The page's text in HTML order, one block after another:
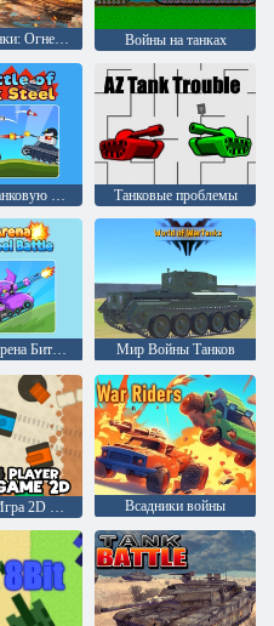
Боевые танки: Огненный шторм Войны на танках
Битва за танковую сталь Танковые проблемы
Танковая арена Битва стали Мир Войны Танков
Танковая Игра 2D 1 2 3 4 Игрока Всадники войны